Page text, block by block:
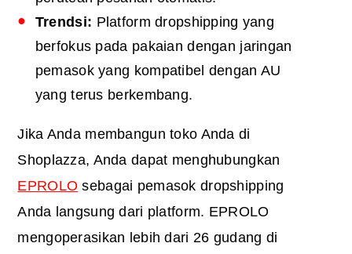
Trendsi: Platform dropshipping yang
berfokus pada pakaian dengan jaringan
pemasok yang kompatibel dengan AU
yang terus berkembang.
Jika Anda membangun toko Anda di
Shoplazza, Anda dapat menghubungkan
EPROLO sebagai pemasok dropshipping
Anda langsung dari platform. EPROLO
mengoperasikan lebih dari 26 gudang di